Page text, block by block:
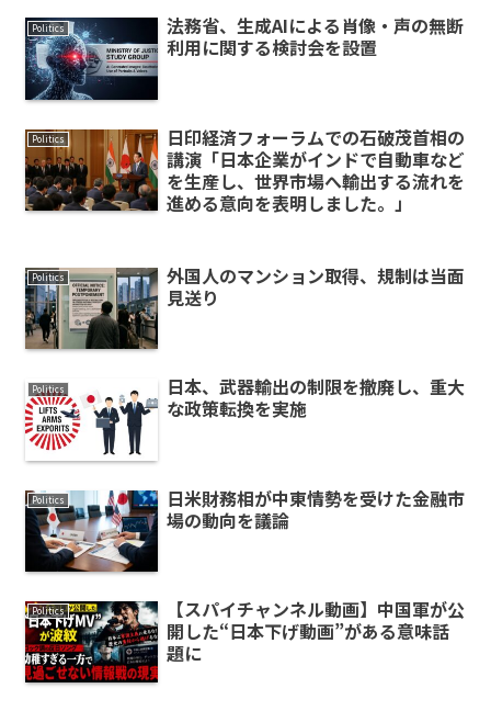
Politics
法務省、生成AIによる肖像・声の無断
利用に関する検討会を設置
Politics
日印経済フォーラムでの石破茂首相の
講演「日本企業がインドで自動車など
を生産し、世界市場へ輸出する流れを
進める意向を表明しました。」
Politics
外国人のマンション取得、規制は当面
見送り
Politics
日本、武器輸出の制限を撤廃し、重大
な政策転換を実施
Politics
日米財務相が中東情勢を受けた金融市
場の動向を議論
Politics
【スパイチャンネル動画】中国軍が公
開した“日本下げ動画”がある意味話
題に